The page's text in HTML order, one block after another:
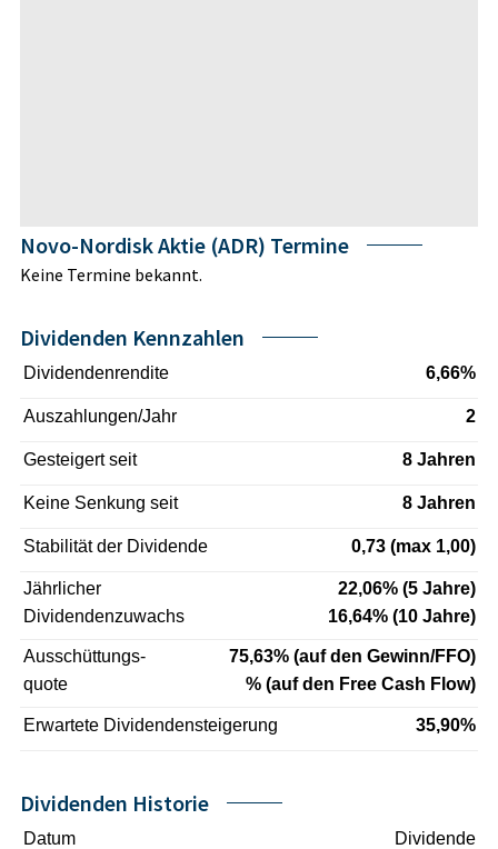
Novo-Nordisk Aktie (ADR) Termine
Keine Termine bekannt.
Dividenden Kennzahlen
Dividendenrendite 6,66%
Auszahlungen/Jahr 2
Gesteigert seit 8 Jahren
Keine Senkung seit 8 Jahren
Stabilität der Dividende 0,73 (max 1,00)
Jährlicher
22,06% (5 Jahre)
Dividendenzuwachs
16,64% (10 Jahre)
Ausschüttungs-
75,63% (auf den Gewinn/FFO)
quote
% (auf den Free Cash Flow)
Erwartete Dividendensteigerung 35,90%
Dividenden Historie
Datum Dividende